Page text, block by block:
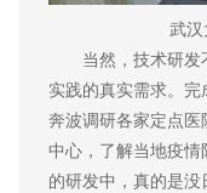
武汉
当然，技术研发
实践的真实需求。
奔波调研各家定点医
中心，了解当地疫
的研发中，真的是